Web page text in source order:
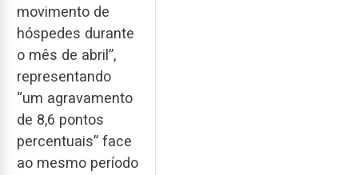
movimento de
hóspedes durante
o mês de abril”,
representando
“um agravamento
de 8,6 pontos
percentuais” face
ao mesmo período